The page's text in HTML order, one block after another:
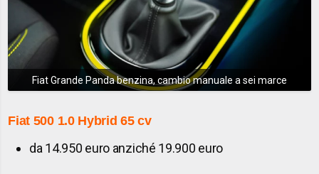
Fiat Grande Panda benzina, cambio manuale a sei marce
Fiat 500 1.0 Hybrid 65 cv
da 14.950 euro anziché 19.900 euro